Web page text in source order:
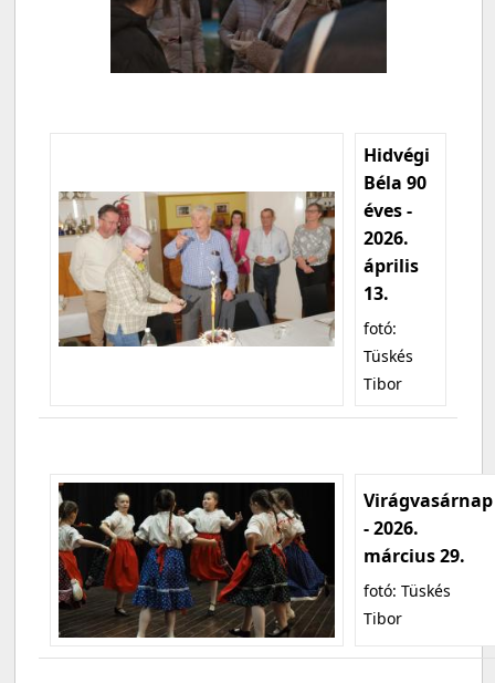
Hidvégi
Béla 90
éves -
2026.
április
13.
fotó:
Tüskés
Tibor
Virágvasárnap
- 2026.
március 29.
fotó: Tüskés
Tibor